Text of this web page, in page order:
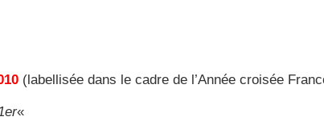
(labellisée dans le cadre de l’Année croisée
«